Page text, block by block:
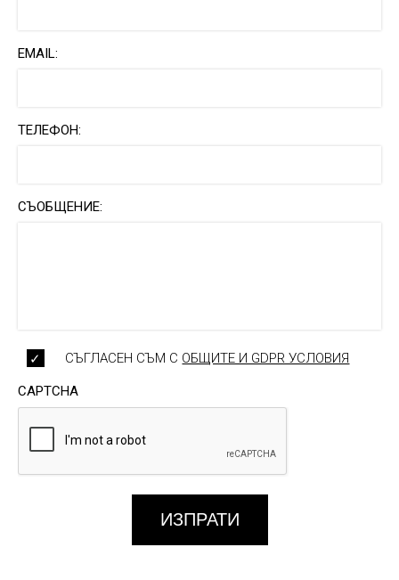
EMAIL:
ТЕЛЕФОН:
СЪОБЩЕНИЕ:
СЪГЛАСЕН СЪМ С ОБЩИТЕ И GDPR УСЛОВИЯ
CAPTCHA
ИЗПРАТИ